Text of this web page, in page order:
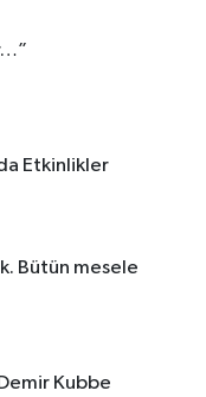
Etkinlikler
Bütün mesele
Kubbe